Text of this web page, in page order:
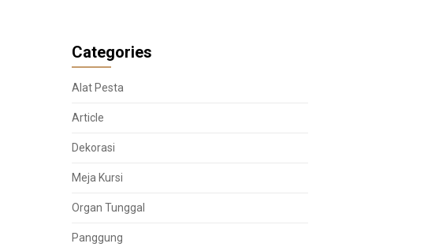
Categories
Alat Pesta
Article
Dekorasi
Meja Kursi
Organ Tunggal
Panggung